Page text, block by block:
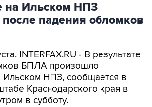
на Ильском НПЗ
падения обломков
INTERFAX.RU - В результате
БПЛА произошло
Ильском НПЗ, сообщается в
Краснодарского края в
в субботу.